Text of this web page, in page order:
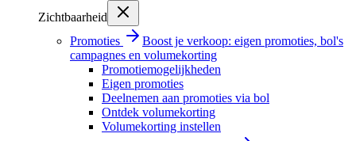
Zichtbaarheid
Promoties
Boost je verkoop: eigen promoties, bol's
campagnes en volumekorting
Promotiemogelijkheden
Eigen promoties
Deelnemen aan promoties via bol
Ontdek volumekorting
Volumekorting instellen